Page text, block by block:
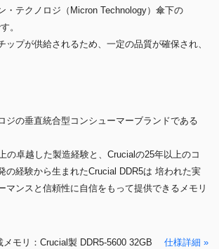
・テクノロジ（Micron Technology）傘下の
。
ップが供給されるため、一定の品質が確保され、
ジの垂直統合型コンシューマーブランドである
の卓越した製造経験と、Crucialの25年以上のコ
の経験から生まれたCrucial DDR5は 培われた実
マンスと信頼性に自信をもって提供できるメモリ
メモリ：Crucial製 DDR5-5600 32GB 仕様詳細 »